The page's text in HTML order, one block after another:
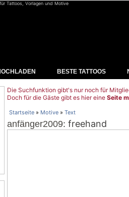
Tattoos, Vorlagen und Motive
BESTE TATTOOS
Die Suchfunktion gibt's nur noch für
Doch für die Gäste gibt es hier eine Seite
Startseite » Motive » Text
anfänger2009: freehand